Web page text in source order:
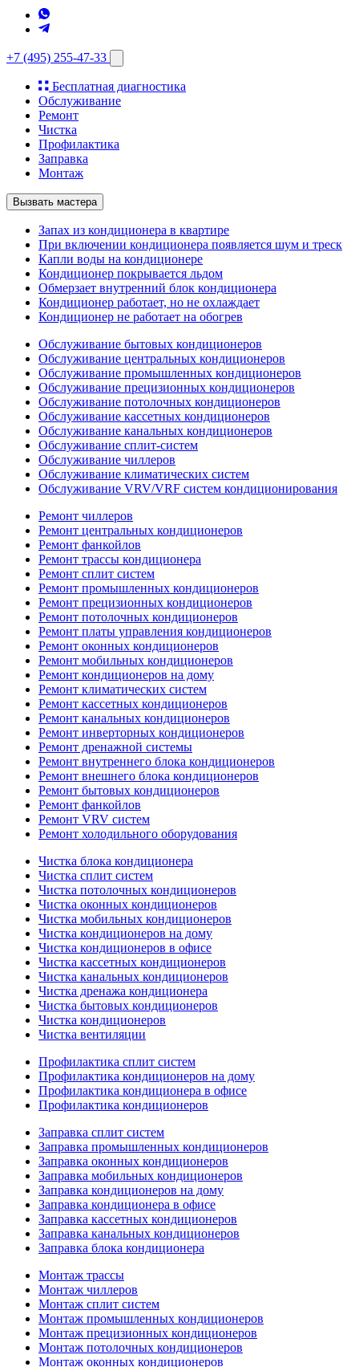
+7 (495) 255-47-33
Бесплатная диагностика
Обслуживание
Ремонт
Чистка
Профилактика
Заправка
Монтаж
Вызвать мастера
Запах из кондиционера в квартире
При включении кондиционера появляется шум и треск
Капли воды на кондиционере
Кондиционер покрывается льдом
Обмерзает внутренний блок кондиционера
Кондиционер работает, но не охлаждает
Кондиционер не работает на обогрев
Обслуживание бытовых кондиционеров
Обслуживание центральных кондиционеров
Обслуживание промышленных кондиционеров
Обслуживание прецизионных кондиционеров
Обслуживание потолочных кондиционеров
Обслуживание кассетных кондиционеров
Обслуживание канальных кондиционеров
Обслуживание сплит-систем
Обслуживание чиллеров
Обслуживание климатических систем
Обслуживание VRV/VRF систем кондиционирования
Ремонт чиллеров
Ремонт центральных кондиционеров
Ремонт фанкойлов
Ремонт трассы кондиционера
Ремонт сплит систем
Ремонт промышленных кондиционеров
Ремонт прецизионных кондиционеров
Ремонт потолочных кондиционеров
Ремонт платы управления кондиционеров
Ремонт оконных кондиционеров
Ремонт мобильных кондиционеров
Ремонт кондиционеров на дому
Ремонт климатических систем
Ремонт кассетных кондиционеров
Ремонт канальных кондиционеров
Ремонт инверторных кондиционеров
Ремонт дренажной системы
Ремонт внутреннего блока кондиционеров
Ремонт внешнего блока кондиционеров
Ремонт бытовых кондиционеров
Ремонт фанкойлов
Ремонт VRV систем
Ремонт холодильного оборудования
Чистка блока кондиционера
Чистка сплит систем
Чистка потолочных кондиционеров
Чистка оконных кондиционеров
Чистка мобильных кондиционеров
Чистка кондиционеров на дому
Чистка кондиционеров в офисе
Чистка кассетных кондиционеров
Чистка канальных кондиционеров
Чистка дренажа кондиционера
Чистка бытовых кондиционеров
Чистка кондиционеров
Чистка вентиляции
Профилактика сплит систем
Профилактика кондиционеров на дому
Профилактика кондиционера в офисе
Профилактика кондиционеров
Заправка сплит систем
Заправка промышленных кондиционеров
Заправка оконных кондиционеров
Заправка мобильных кондиционеров
Заправка кондиционеров на дому
Заправка кондиционера в офисе
Заправка кассетных кондиционеров
Заправка канальных кондиционеров
Заправка блока кондиционера
Монтаж трассы
Монтаж чиллеров
Монтаж сплит систем
Монтаж промышленных кондиционеров
Монтаж прецизионных кондиционеров
Монтаж потолочных кондиционеров
Монтаж оконных кондиционеров